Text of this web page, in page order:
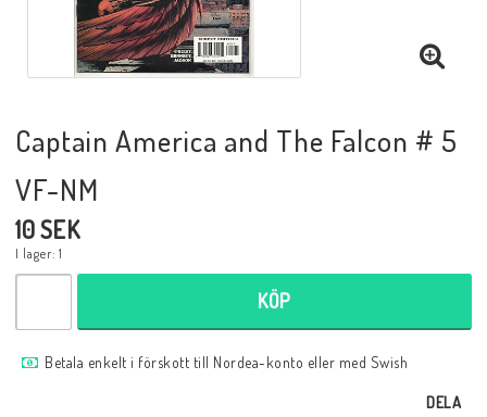
Mynt och Sedlar
Samlartillbehör
Serier Sverige
Serier USA
Captain America and The Falcon # 5
VF-NM
10 SEK
I lager: 1
KÖP
Betala enkelt i förskott till Nordea-konto eller med Swish
DELA